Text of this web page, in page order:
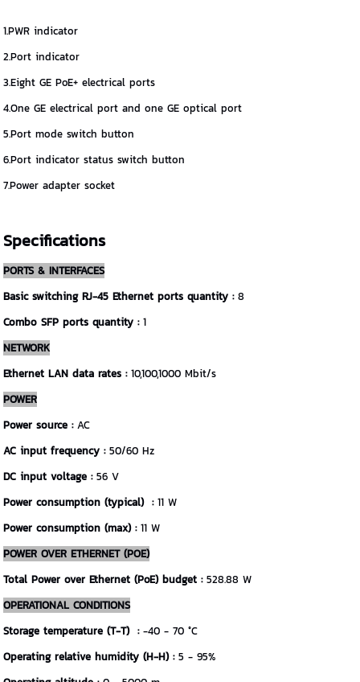
1.PWR indicator
2.Port indicator
3.Eight GE PoE+ electrical ports
4.One GE electrical port and one GE optical port
5.Port mode switch button
6.Port indicator status switch button
7.Power adapter socket
Specifications
PORTS & INTERFACES
Basic switching RJ-45 Ethernet ports quantity :8
Combo SFP ports quantity :1
NETWORK
Ethernet LAN data rates :10,100,1000 Mbit/s
POWER
Power source :AC
AC input frequency :50/60 Hz
DC input voltage :56 V
Power consumption (typical) :11 W
Power consumption (max) :11 W
POWER OVER ETHERNET (POE)
Total Power over Ethernet (PoE) budget :528.88 W
OPERATIONAL CONDITIONS
Storage temperature (T-T) :-40 - 70 °C
Operating relative humidity (H-H) :5 - 95%